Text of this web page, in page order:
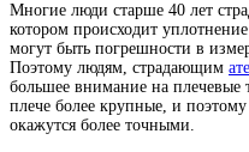
Многие люди старше 40 лет
котором происходит
могут быть погрешности в
Поэтому людям, страдающим
большее внимание на плечевые
плече более крупные, и
окажутся более точными.